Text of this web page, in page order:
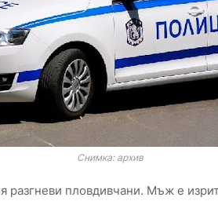
Снимка: архив
разгневи пловдивчани. Мъж е